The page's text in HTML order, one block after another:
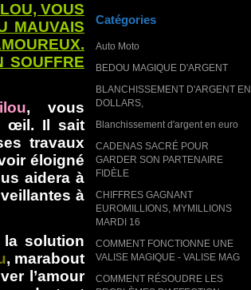
Catégories
Auto Moto
BEDOU MAGIQUE D'ARGENT
BLANCHISSEMENT D'ARGENT EN
DOLLARS,
Blanchissement d'argent en euro
CADENAS SACRÉ POUR
GARDER SON PARTENAIRE
FIDÈLE
CHIFFRES GAGNANT
EUROMILLIONS, MYMILLIONS
MARDI 16
COMMENT FONCTIONNE UNE
VALISE MAGIQUE - VALISE MAG
COMMENT RÉSOUDRE LES
VOUS
MAUVAIS
SOUFFRE
, vous
œil. Il sait
travaux
éloigné
aidera à
à
la solution
, marabout
l’amour